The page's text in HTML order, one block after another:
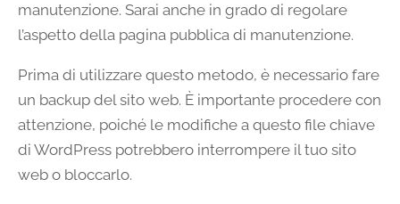
manutenzione. Sarai anche in grado di regolare
l’aspetto della pagina pubblica di manutenzione.
Prima di utilizzare questo metodo, è necessario fare
un backup del sito web. È importante procedere con
attenzione, poiché le modifiche a questo file chiave
di WordPress potrebbero interrompere il tuo sito
web o bloccarlo.